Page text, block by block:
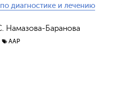
диагностике и лечению
Намазова-Баранова
AAP